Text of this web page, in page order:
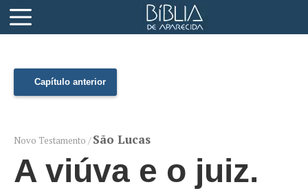
Capítulo anterior
Novo Testamento /São Lucas
A viúva e o juiz.